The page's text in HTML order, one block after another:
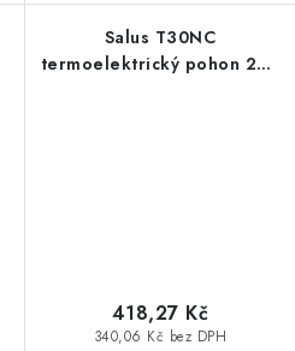
Salus T30NC
termoelektrický pohon 230
340,06 Kč bez DPH
418,27 Kč